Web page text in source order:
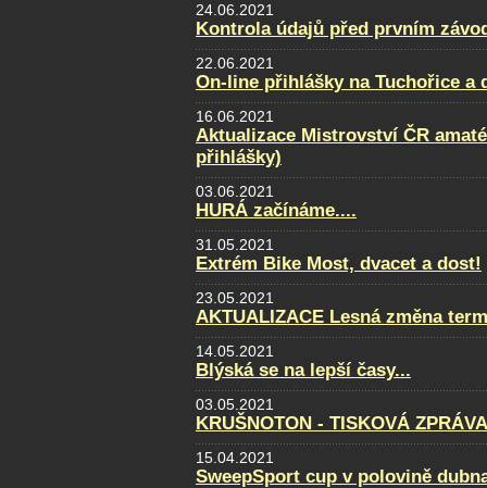
24.06.2021
Kontrola údajů před prvním
22.06.2021
On-line přihlášky na Tuchořice a
16.06.2021
Aktualizace Mistrovství ČR
přihlášky)
03.06.2021
HURÁ začínáme....
31.05.2021
Extrém Bike Most, dvacet a dost!
23.05.2021
AKTUALIZACE Lesná změna
14.05.2021
Blýská se na lepší časy...
03.05.2021
KRUŠNOTON - TISKOVÁ
15.04.2021
SweepSport cup v polovině